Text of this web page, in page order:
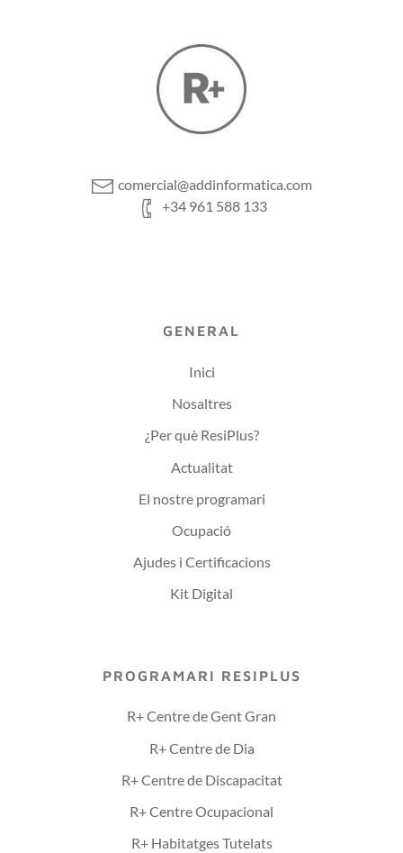
comercial@addinformatica.com
+34 961 588 133
GENERAL
Inici
Nosaltres
¿Per què ResiPlus?
Actualitat
El nostre programari
Ocupació
Ajudes i Certificacions
Kit Digital
PROGRAMARI RESIPLUS
R+ Centre de Gent Gran
R+ Centre de Dia
R+ Centre de Discapacitat
R+ Centre Ocupacional
R+ Habitatges Tutelats